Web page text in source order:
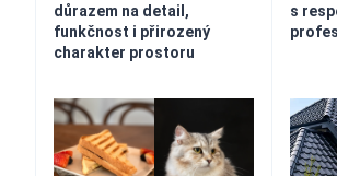
důrazem na detail,
funkčnost i přirozený
charakter prostoru
s